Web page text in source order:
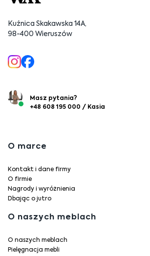
Kuźnica Skakawska 14A,
98-400 Wieruszów
Masz pytania?
+48 608 195 000 / Kasia
Linki w stopce
O marce
Kontakt i dane firmy
O firmie
Nagrody i wyróżnienia
Dbając o jutro
O naszych meblach
O naszych meblach
Pielęgnacja mebli